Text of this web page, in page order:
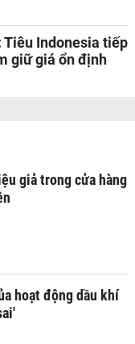
Indonesia tiếp
giữ giá ổn định
giả trong cửa hàng
hoạt động dầu khí